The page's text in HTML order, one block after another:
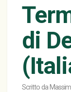
di
Scritto da